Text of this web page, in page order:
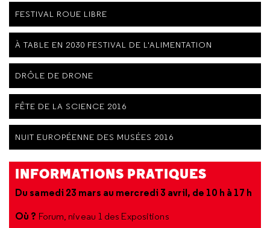
FESTIVAL ROUE LIBRE
À TABLE EN 2030 FESTIVAL DE L'ALIMENTATION
DRÔLE DE DRONE
FÊTE DE LA SCIENCE 2016
NUIT EUROPÉENNE DES MUSÉES 2016
INFORMATIONS PRATIQUES
Du samedi 23 mars au mercredi 3 avril, de 10 h à 17 h
Où ? Forum, niveau 1 des Expositions